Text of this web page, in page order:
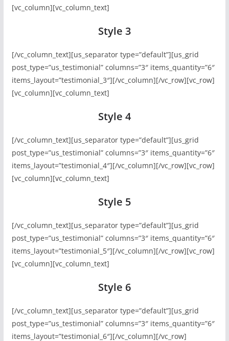
[vc_column][vc_column_text]
Style 3
[/vc_column_text][us_separator type=”default”][us_grid
post_type=”us_testimonial” columns=”3″ items_quantity=”6″
items_layout=”testimonial_3″][/vc_column][/vc_row][vc_row]
[vc_column][vc_column_text]
Style 4
[/vc_column_text][us_separator type=”default”][us_grid
post_type=”us_testimonial” columns=”3″ items_quantity=”6″
items_layout=”testimonial_4″][/vc_column][/vc_row][vc_row]
[vc_column][vc_column_text]
Style 5
[/vc_column_text][us_separator type=”default”][us_grid
post_type=”us_testimonial” columns=”3″ items_quantity=”6″
items_layout=”testimonial_5″][/vc_column][/vc_row][vc_row]
[vc_column][vc_column_text]
Style 6
[/vc_column_text][us_separator type=”default”][us_grid
post_type=”us_testimonial” columns=”3″ items_quantity=”6″
items_layout=”testimonial_6″][/vc_column][/vc_row]